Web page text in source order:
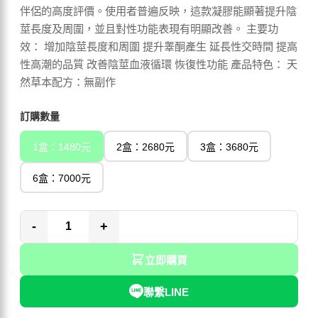
伴侶的高度評價。使用者普遍反映，這款凝膠能顯著提升陰
莖長度及周圍，並且對性功能表現有明顯改善。 主要功
效： 增加陰莖長度和周圍 提升睾酮產生 延長性交時間 提高
性高潮的品質 改善陰莖血液循環 恢復性功能 產品特色： 天
然草本配方：無副作
訂購數量
1盒：1480元 2盒：2680元 3盒：3680元
6盒：7000元
- +
立即購買
聯繫LINE